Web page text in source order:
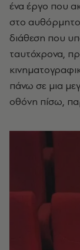
ένα έργο που
στο
διάθεση που
ταυτόχρονα,
πάνω σε μια
οθόνη πίσω,